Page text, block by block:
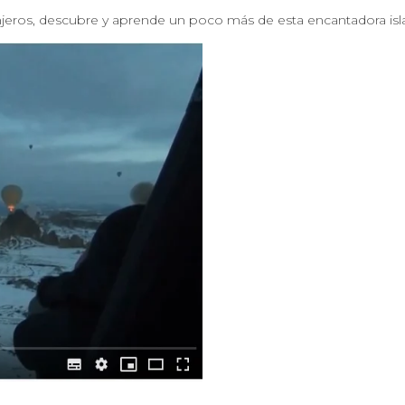
descubre y aprende un poco más de esta encantadora